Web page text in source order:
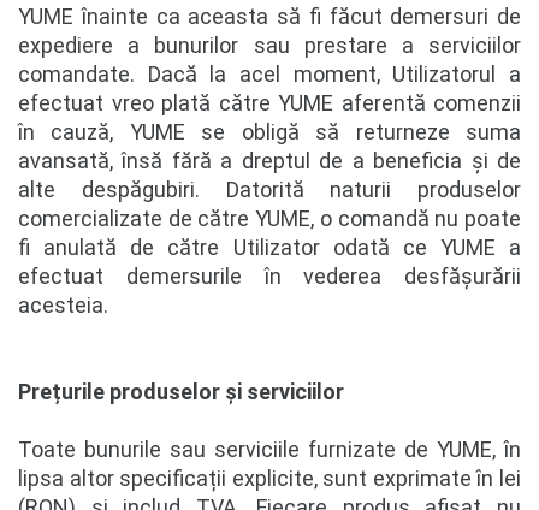
YUME înainte ca aceasta să fi făcut demersuri de
expediere a bunurilor sau prestare a serviciilor
comandate. Dacă la acel moment, Utilizatorul a
efectuat vreo plată către YUME aferentă comenzii
în cauză, YUME se obligă să returneze suma
avansată, însă fără a dreptul de a beneficia și de
alte despăgubiri. Datorită naturii produselor
comercializate de către YUME, o comandă nu poate
fi anulată de către Utilizator odată ce YUME a
efectuat demersurile în vederea desfășurării
acesteia.
Prețurile produselor și serviciilor
Toate bunurile sau serviciile furnizate de YUME, în
lipsa altor specificații explicite, sunt exprimate în lei